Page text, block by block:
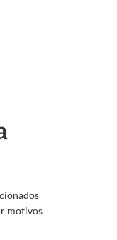
motivos